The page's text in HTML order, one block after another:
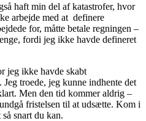
haft min del af katastrofer, hvor
arbejde med at definere
for, måtte betale regningen –
fordi jeg ikke havde defineret
jeg ikke havde skabt
troede, jeg kunne indhente det
Men den tid kommer aldrig –
fristelsen til at udsætte. Kom i
snart du kan.